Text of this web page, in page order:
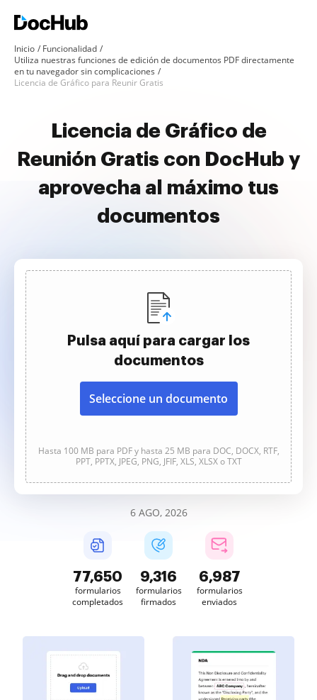
Inicio
Funcionalidad
Utiliza nuestras funciones de edición de documentos PDF directamente
en tu navegador sin complicaciones
Licencia de Gráfico para Reunir Gratis
Licencia de Gráfico de
Reunión Gratis con DocHub y
aprovecha al máximo tus
documentos
Pulsa aquí para cargar los
documentos
Seleccione un documento
Hasta 100 MB para PDF y hasta 25 MB para DOC, DOCX, RTF,
PPT, PPTX, JPEG, PNG, JFIF, XLS, XLSX o TXT
6 AGO, 2026
77,650
formularios
completados
9,316
formularios
firmados
6,987
formularios
enviados